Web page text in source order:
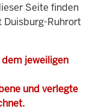
Seite finden
Ruhrort
jeweiligen
und verlegte